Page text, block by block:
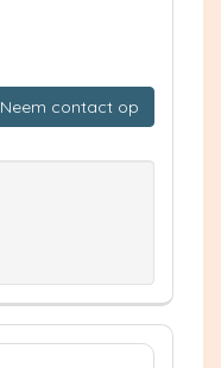
Neem contact op